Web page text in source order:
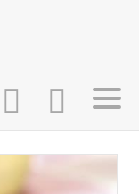
INLOGGEN